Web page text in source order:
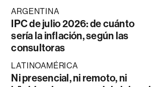
ARGENTINA
IPC de julio 2026: de cuánto
sería la inflación, según las
consultoras
LATINOAMÉRICA
Ni presencial, ni remoto, ni